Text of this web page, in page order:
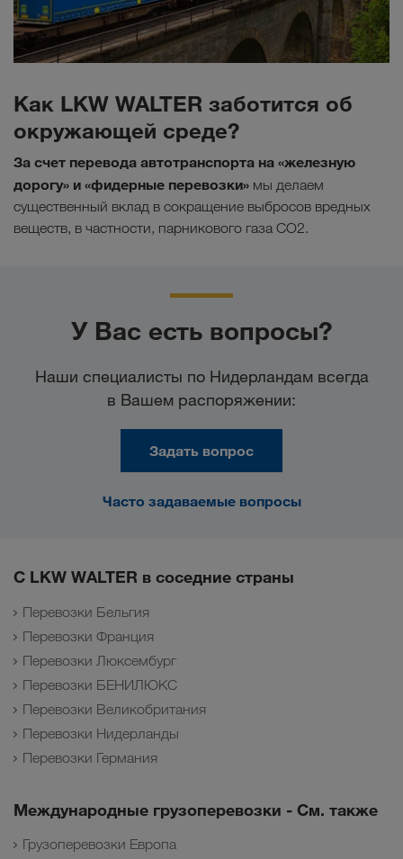
Как LKW WALTER заботится об
окружающей среде?
За счет перевода автотранспорта на «железную
дорогу» и «фидерные перевозки» мы делаем
существенный вклад в сокращение выбросов вредных
веществ, в частности, парникового газа СО2.
У Вас есть вопросы?
Наши специалисты по Нидерландам всегда
в Вашем распоряжении:
Задать вопрос
Часто задаваемые вопросы
С LKW WALTER в соседние страны
Перевозки Бельгия
Перевозки Франция
Перевозки Люксембург
Перевозки БЕНИЛЮКС
Перевозки Великобритания
Перевозки Нидерланды
Перевозки Германия
Международные грузоперевозки - См. также
Грузоперевозки Европа